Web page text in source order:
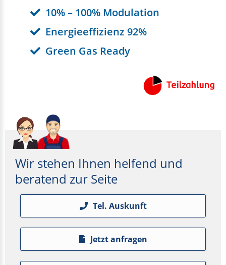
10% – 100% Modulation
Energieeffizienz 92%
Green Gas Ready
Wir stehen Ihnen helfend und
beratend zur Seite
Tel. Auskunft
Jetzt anfragen